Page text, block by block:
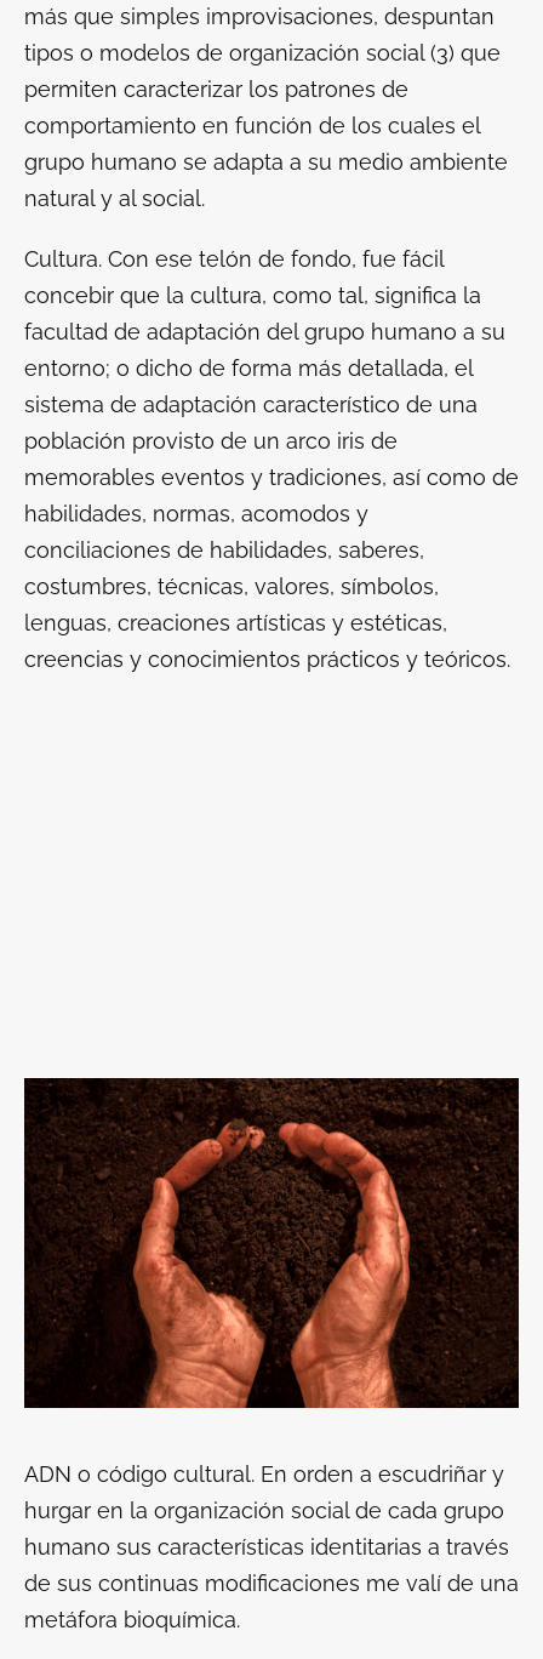
más que simples improvisaciones, despuntan
tipos o modelos de organización social (3) que
permiten caracterizar los patrones de
comportamiento en función de los cuales el
grupo humano se adapta a su medio ambiente
natural y al social.
Cultura. Con ese telón de fondo, fue fácil
concebir que la cultura, como tal, significa la
facultad de adaptación del grupo humano a su
entorno; o dicho de forma más detallada, el
sistema de adaptación característico de una
población provisto de un arco iris de
memorables eventos y tradiciones, así como de
habilidades, normas, acomodos y
conciliaciones de habilidades, saberes,
costumbres, técnicas, valores, símbolos,
lenguas, creaciones artísticas y estéticas,
creencias y conocimientos prácticos y teóricos.
ADN o código cultural. En orden a escudriñar y
hurgar en la organización social de cada grupo
humano sus características identitarias a través
de sus continuas modificaciones me valí de una
metáfora bioquímica.